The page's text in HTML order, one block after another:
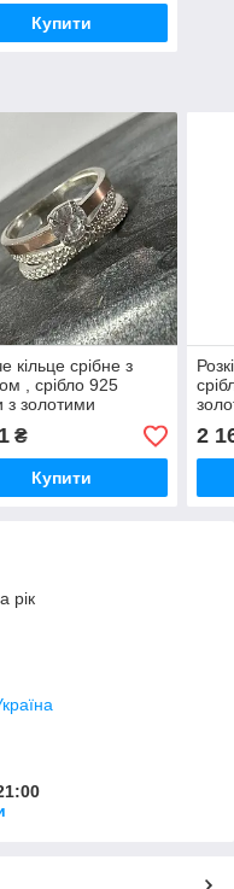
Купити
кільце срібне з
, срібло 925
з золотими
₴
Купити
2
рік